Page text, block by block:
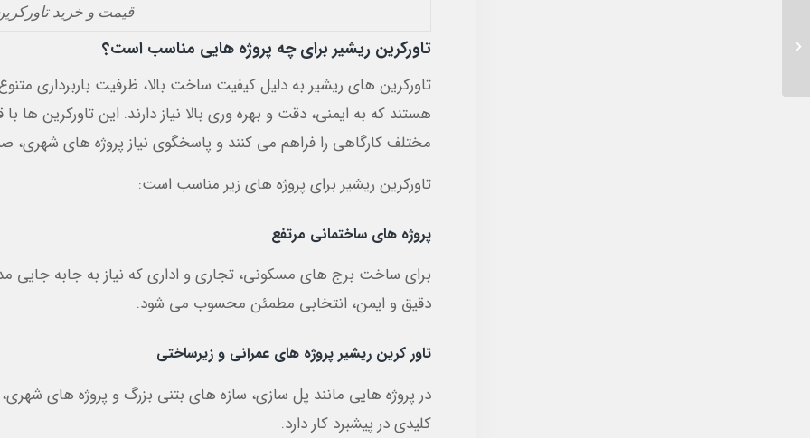
قیمت و خرید
تاورکرین ریشیر برای چه پروژه هایی مناسب است؟
تاورکرین های ریشیر به دلیل کیفیت ساخت بالا، ظرفیت باربرداری
هستند که به ایمنی، دقت و بهره وری بالا نیاز دارند. این تاورکرین ها
مختلف کارگاهی را فراهم می کنند و پاسخگوی نیاز پروژه های
تاورکرین ریشیر برای پروژه های زیر مناسب است:
پروژه های ساختمانی مرتفع
برای ساخت برج های مسکونی، تجاری و اداری که نیاز به جابه جایی
دقیق و ایمن، انتخابی مطمئن محسوب می شود.
تاور کرین ریشیر پروژه های عمرانی و زیرساختی
در پروژه هایی مانند پل سازی، سازه های بتنی بزرگ و پروژه های
کلیدی در پیشبرد کار دارد.